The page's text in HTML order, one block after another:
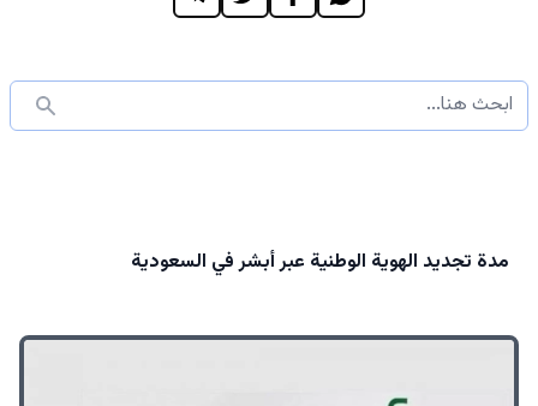
مدة تجديد الهوية الوطنية عبر أبشر في السعودية